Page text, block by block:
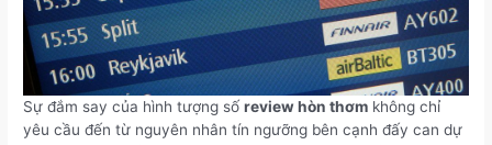
Sự đắm say của hình tượng sốreview hòn thơm không chỉ
yêu cầu đến từ nguyên nhân tín ngưỡng bên cạnh đấy can dự